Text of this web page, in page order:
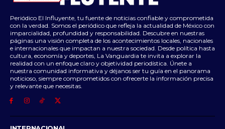
Periódico El Influyente, tu fuente de noticias confiable y comprometida
con la verdad. Somos el periódico que refleja la actualidad de México con
imparcialidad, profundidad y responsabilidad. Descubre en nuestras
páginas una visión completa de los acontecimientos locales, nacionales
e internacionales que impactan a nuestra sociedad. Desde política hasta
cultura, economía y deportes, La Vanguardia te invita a explorar la
realidad con un enfoque claro y objetividad periodística. Únete a
nuestra comunidad informativa y déjanos ser tu guía en el panorama
noticioso, siempre comprometidos con ofrecerte la información precisa
y relevante que necesitas.